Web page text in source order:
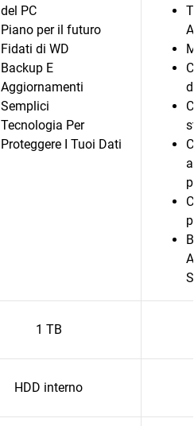
del PC
Piano per il futuro
Fidati di WD
Backup E
Aggiornamenti
Semplici
Tecnologia Per
Proteggere I Tuoi Dati
1 TB
HDD interno